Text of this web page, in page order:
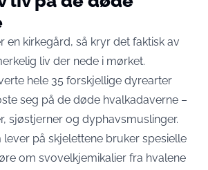
en kirkegård, så kryr det faktisk av
liv der nede i mørket.
hele 35 forskjellige dyrearter
seg på de døde hvalkadaverne –
sjøstjerner og dyphavsmuslinger.
lever på skjelettene bruker spesielle
om svovelkjemikalier fra hvalene